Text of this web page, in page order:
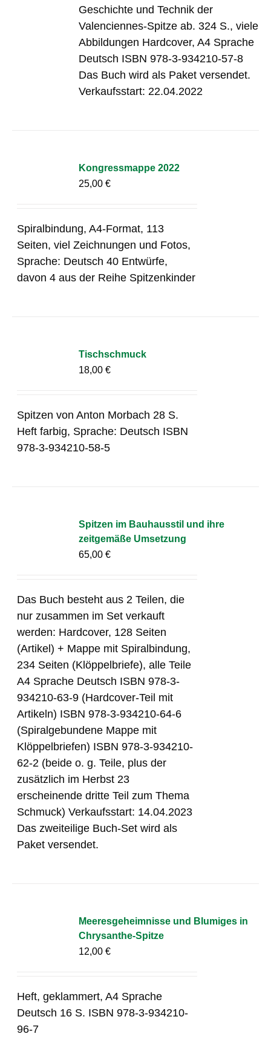
Geschichte und Technik der
Valenciennes-Spitze ab. 324 S., viele
Abbildungen Hardcover, A4 Sprache
Deutsch ISBN 978-3-934210-57-8
Das Buch wird als Paket versendet.
Verkaufsstart: 22.04.2022
Kongressmappe 2022
25,00€
Spiralbindung, A4-Format, 113
Seiten, viel Zeichnungen und Fotos,
Sprache: Deutsch 40 Entwürfe,
davon 4 aus der Reihe Spitzenkinder
Tischschmuck
18,00€
Spitzen von Anton Morbach 28 S.
Heft farbig, Sprache: Deutsch ISBN
978-3-934210-58-5
Spitzen im Bauhausstil und ihre
zeitgemäße Umsetzung
65,00€
Das Buch besteht aus 2 Teilen, die
nur zusammen im Set verkauft
werden: Hardcover, 128 Seiten
(Artikel) + Mappe mit Spiralbindung,
234 Seiten (Klöppelbriefe), alle Teile
A4 Sprache Deutsch ISBN 978-3-
934210-63-9 (Hardcover-Teil mit
Artikeln) ISBN 978-3-934210-64-6
(Spiralgebundene Mappe mit
Klöppelbriefen) ISBN 978-3-934210-
62-2 (beide o. g. Teile, plus der
zusätzlich im Herbst 23
erscheinende dritte Teil zum Thema
Schmuck) Verkaufsstart: 14.04.2023
Das zweiteilige Buch-Set wird als
Paket versendet.
Meeresgeheimnisse und Blumiges in
Chrysanthe-Spitze
12,00€
Heft, geklammert, A4 Sprache
Deutsch 16 S. ISBN 978-3-934210-
96-7